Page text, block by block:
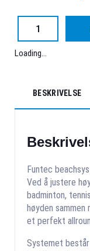
Loading...
BESKRIVELSE
Funtec
Ved å justere
badminton,
høyden
et perfekt
Systemet